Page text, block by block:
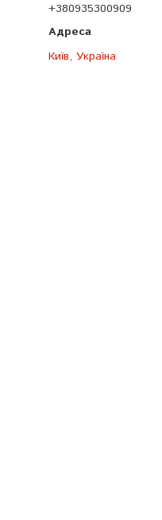
+380935300909
Київ, Україна